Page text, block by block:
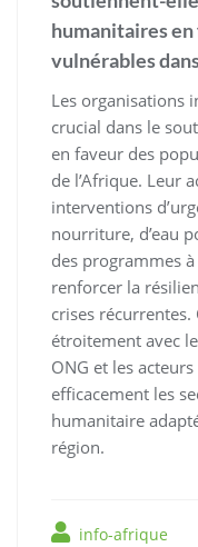
humanitaires
vulnérables
Les organisations
crucial dans le
en faveur des
de l’Afrique. Leur
interventions
nourriture, d’eau
des programmes
renforcer la
crises
étroitement avec
ONG et les
efficacement les
humanitaire
région.
info-afrique